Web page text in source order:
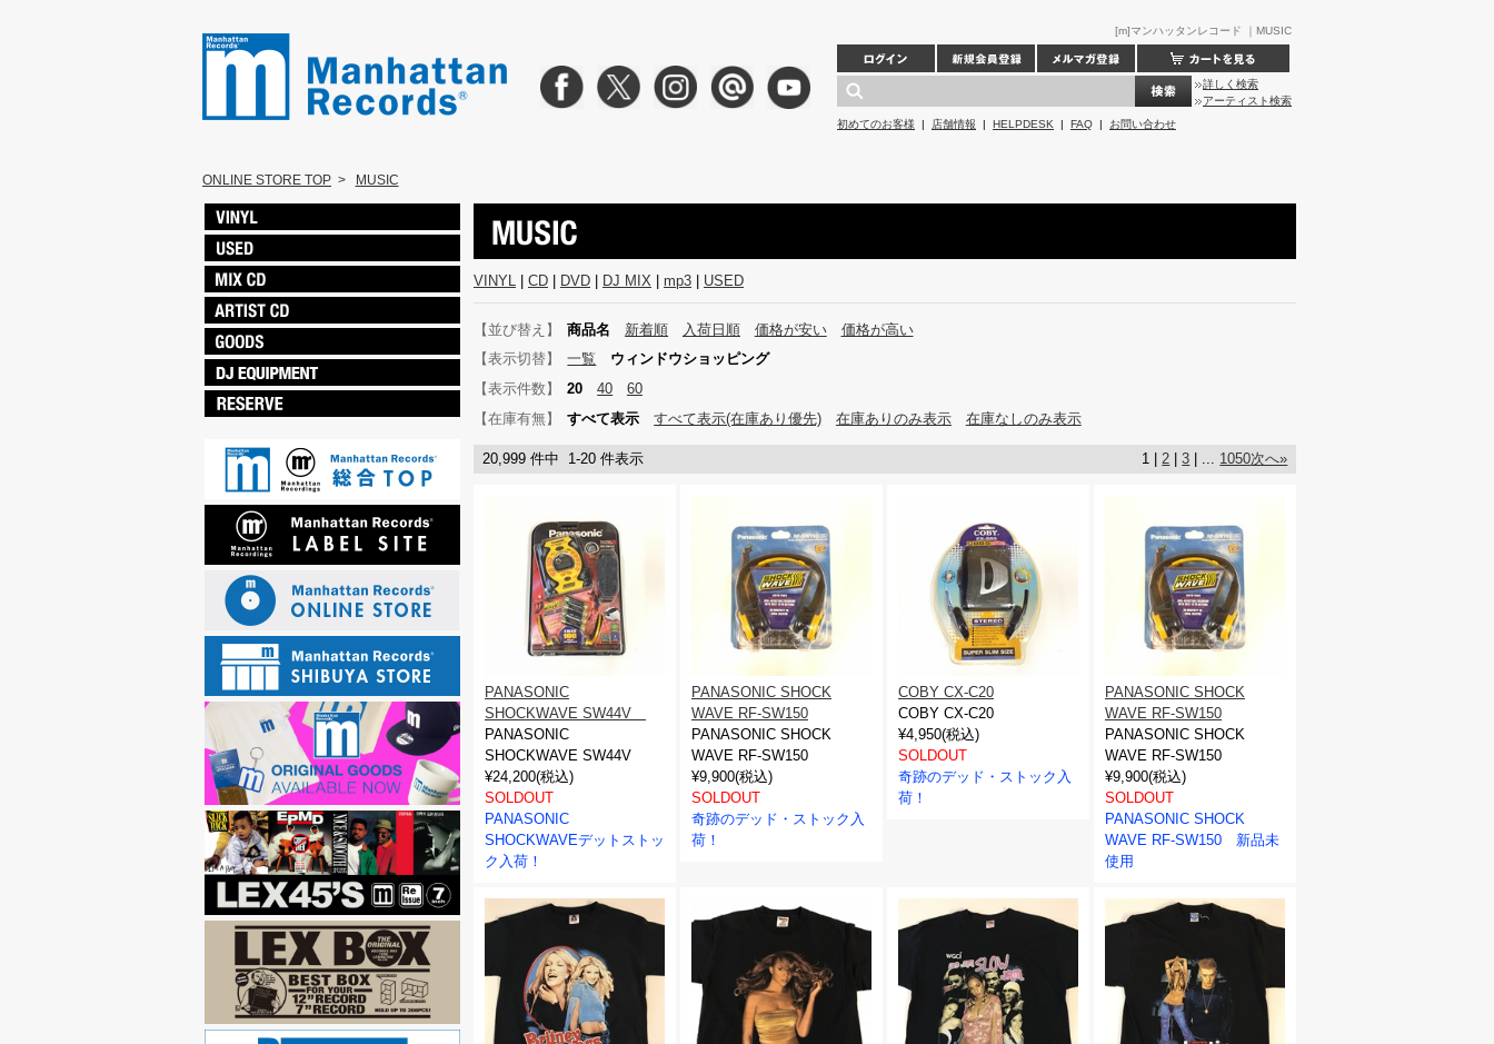
[m]マンハッタンレコード ｜MUSIC
詳しく検索
アーティスト検索
初めてのお客様 | 店舗情報 | HELPDESK | FAQ | お問い合わせ
ONLINE STORE TOP > MUSIC
VINYL CD DVD DJ MIX mp3 USED
【並び替え】 商品名 新着順 入荷日順 価格が安い
価格が高い
【表示切替】
一覧
ウィンドウショッピング
【表示件数】
20 40
60
【在庫有無】
すべて表示 すべて表示(在庫あり優先) 在庫ありのみ表示 在庫なしのみ表示
20,999 件中 1-20 件表示 1 |2 |3 | ... 1050次へ»
PANASONIC
SHOCKWAVE SW44V
PANASONIC
SHOCKWAVE SW44V
¥24,200(税込)
SOLDOUT
PANASONIC
SHOCKWAVEデットストッ
ク入荷！
PANASONIC SHOCK
WAVE RF-SW150
PANASONIC SHOCK
WAVE RF-SW150
¥9,900(税込)
SOLDOUT
奇跡のデッド・ストック入
荷！
COBY CX-C20
COBY CX-C20
¥4,950(税込)
SOLDOUT
奇跡のデッド・ストック入
荷！
PANASONIC SHOCK
WAVE RF-SW150
PANASONIC SHOCK
WAVE RF-SW150
¥9,900(税込)
SOLDOUT
PANASONIC SHOCK
WAVE RF-SW150 新品未
使用